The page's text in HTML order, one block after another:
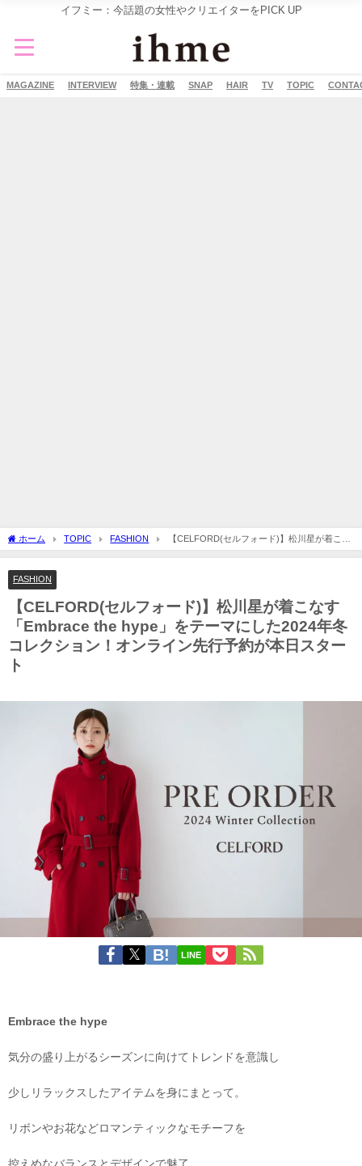
イフミー：今話題の女性やクリエイターをPICK UP
MAGAZINE INTERVIEW 特集・連載 SNAP HAIR TV TOPIC
ホーム TOPIC FASHION
【CELFORD(セルフォード)】松川星が着こな
す「Embrace the hype」をテーマにした2024年冬コレクション！オンライン先行予約
FASHION
【CELFORD(セルフォード)】松川星が着こなす
「Embrace the hype」をテーマにした2024年冬
コレクション！オンライン先行予約が本日スター
ト
LINE
Embrace the hype
気分の盛り上がるシーズンに向けてトレンドを意識し
少しリラックスしたアイテムを身にまとって。
リボンやお花などロマンティックなモチーフを
控えめなバランスとデザインで魅了。